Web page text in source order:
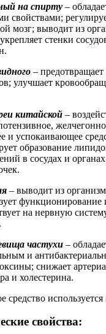
на спирту –
свойствами;
мозг; выводит из
стенки
– предотвращает
улучшает
китайской –
и успокаивающее
образование
в сосудах и
– выводит из
функционирование
на нервную
частухи –
и
снижает
и холестерина.
средство используется
свойства: